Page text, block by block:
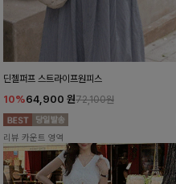
딘젤퍼프 스트라이프원피스
10%64,900 원72,100원
리뷰 카운트 영역